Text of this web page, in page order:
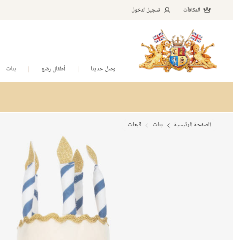
المكافآت تسجيل الدخول
وصل حديثا أطفال رضع بنات
الصفحة الرئيسية بنات قبعات